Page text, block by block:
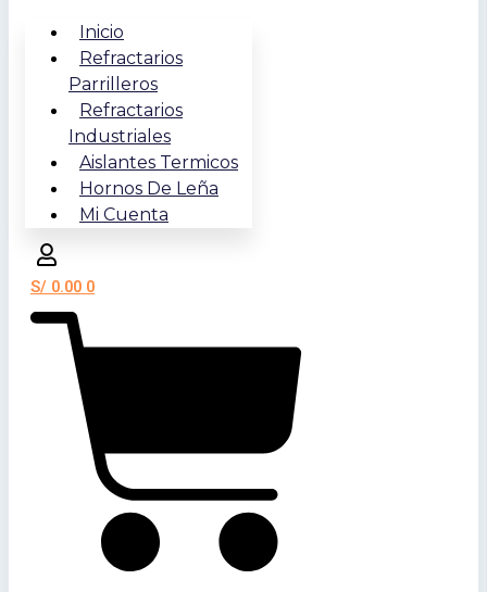
Inicio
Refractarios
Parrilleros
Refractarios
Industriales
Aislantes Termicos
Hornos De Leña
Mi Cuenta
S/ 0.00 0